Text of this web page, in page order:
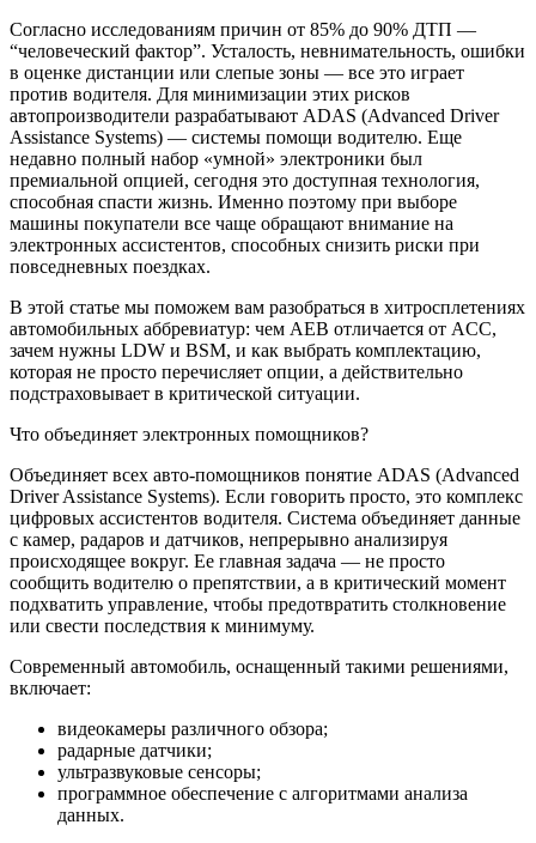
Согласно исследованиям причин от 85% до 90% ДТП —
“человеческий фактор”. Усталость, невнимательность, ошибки
в оценке дистанции или слепые зоны — все это играет
против водителя. Для минимизации этих рисков
автопроизводители разрабатывают ADAS (Advanced Driver
Assistance Systems) — системы помощи водителю. Еще
недавно полный набор «умной» электроники был
премиальной опцией, сегодня это доступная технология,
способная спасти жизнь. Именно поэтому при выборе
машины покупатели все чаще обращают внимание на
электронных ассистентов, способных снизить риски при
повседневных поездках.
В этой статье мы поможем вам разобраться в хитросплетениях
автомобильных аббревиатур: чем AEB отличается от ACC,
зачем нужны LDW и BSM, и как выбрать комплектацию,
которая не просто перечисляет опции, а действительно
подстраховывает в критической ситуации.
Что объединяет электронных помощников?
Объединяет всех авто-помощников понятие ADAS (Advanced
Driver Assistance Systems). Если говорить просто, это комплекс
цифровых ассистентов водителя. Система объединяет данные
с камер, радаров и датчиков, непрерывно анализируя
происходящее вокруг. Ее главная задача — не просто
сообщить водителю о препятствии, а в критический момент
подхватить управление, чтобы предотвратить столкновение
или свести последствия к минимуму.
Современный автомобиль, оснащенный такими решениями,
включает:
видеокамеры различного обзора;
радарные датчики;
ультразвуковые сенсоры;
программное обеспечение с алгоритмами анализа
данных.